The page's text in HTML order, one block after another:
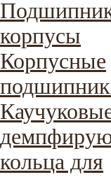
корпусы
Корпусные
кольца для